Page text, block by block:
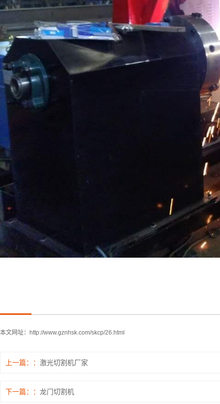
本文网址： http://www.gznhsk.com/skcp/26.html
上一篇： 激光切割机厂家
下一篇： 龙门切割机